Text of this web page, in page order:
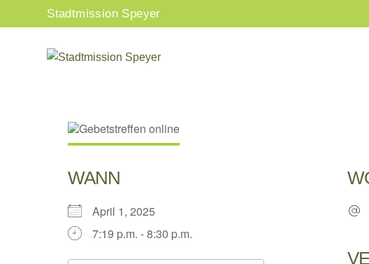
Stadtmission Speyer
WANN
April 1, 2025
7:19 p.m. - 8:30 p.m.